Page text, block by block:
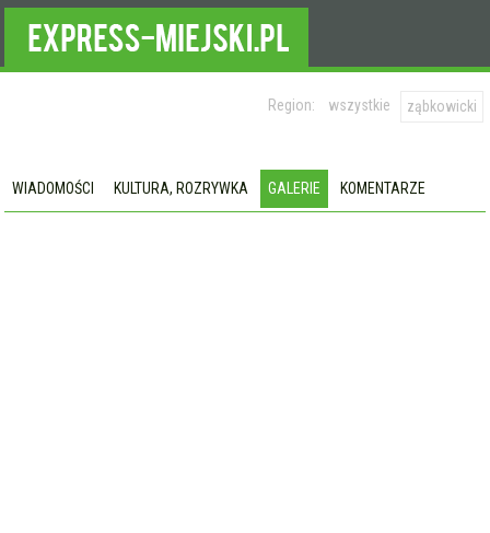
Region: wszystkie ząbkowicki
WIADOMOŚCI KULTURA, ROZRYWKA GALERIE KOMENTARZE